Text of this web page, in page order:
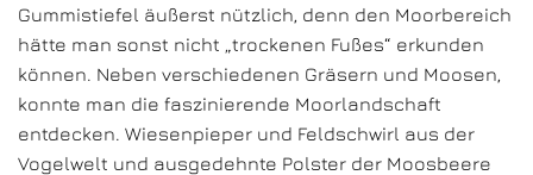
Gummistiefel äußerst nützlich, denn den Moorbereich
hätte man sonst nicht „trockenen Fußes“ erkunden
können. Neben verschiedenen Gräsern und Moosen,
konnte man die faszinierende Moorlandschaft
entdecken. Wiesenpieper und Feldschwirl aus der
Vogelwelt und ausgedehnte Polster der Moosbeere